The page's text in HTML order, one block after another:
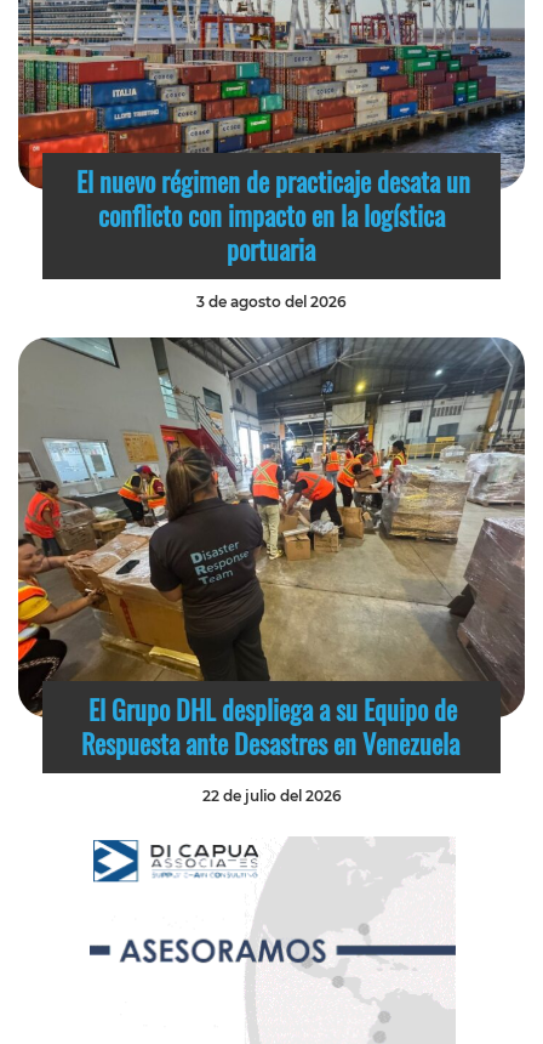
El nuevo régimen de practicaje desata un
conflicto con impacto en la logística
portuaria
3 de agosto del 2026
El Grupo DHL despliega a su Equipo de
Respuesta ante Desastres en Venezuela
22 de julio del 2026